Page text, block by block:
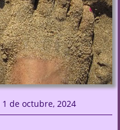
1 de octubre, 2024